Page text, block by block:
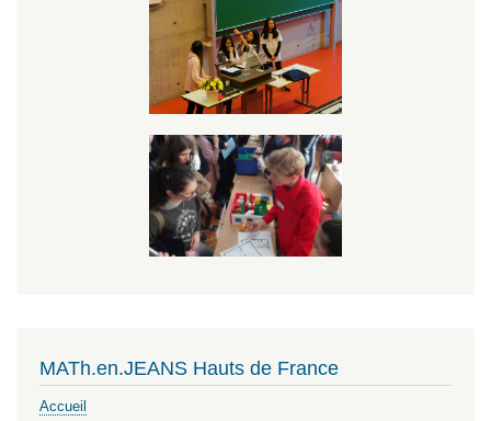
MATh.en.JEANS Hauts de France
Accueil